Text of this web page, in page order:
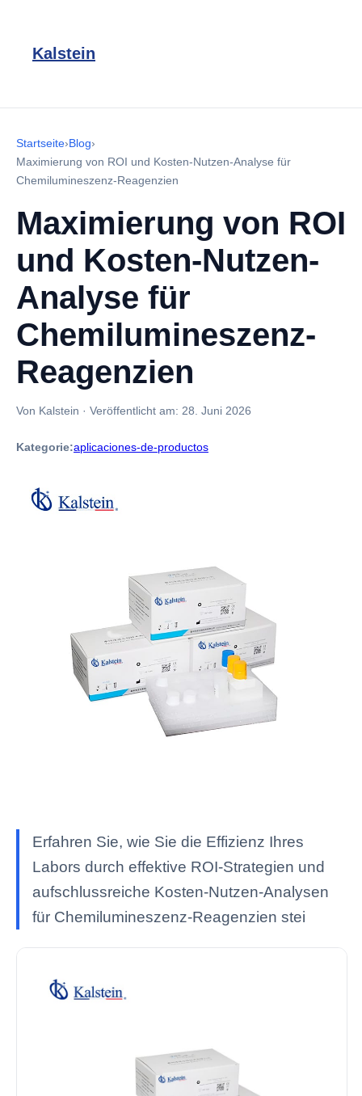
Kalstein
Startseite›Blog›
Maximierung von ROI und Kosten-Nutzen-Analyse für
Chemilumineszenz-Reagenzien
Maximierung von ROI
und Kosten-Nutzen-
Analyse für
Chemilumineszenz-
Reagenzien
Von Kalstein · Veröffentlicht am: 28. Juni 2026
Kategorie:aplicaciones-de-productos
Erfahren Sie, wie Sie die Effizienz Ihres
Labors durch effektive ROI-Strategien und
aufschlussreiche Kosten-Nutzen-Analysen
für Chemilumineszenz-Reagenzien stei